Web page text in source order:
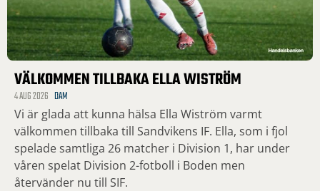
VÄLKOMMEN TILLBAKA ELLA WISTRÖM
4 AUG 2026 DAM
Vi är glada att kunna hälsa Ella Wiström varmt
välkommen tillbaka till Sandvikens IF. Ella, som i fjol
spelade samtliga 26 matcher i Division 1, har under
våren spelat Division 2-fotboll i Boden men
återvänder nu till SIF.